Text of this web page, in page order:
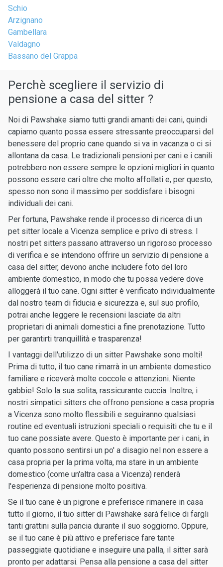
Schio
Arzignano
Gambellara
Valdagno
Bassano del Grappa
Perchè scegliere il servizio di
pensione a casa del sitter ?
Noi di Pawshake siamo tutti grandi amanti dei cani, quindi
capiamo quanto possa essere stressante preoccuparsi del
benessere del proprio cane quando si va in vacanza o ci si
allontana da casa. Le tradizionali pensioni per cani e i canili
potrebbero non essere sempre le opzioni migliori in quanto
possono essere cari oltre che molto affollati e, per questo,
spesso non sono il massimo per soddisfare i bisogni
individuali dei cani.
Per fortuna, Pawshake rende il processo di ricerca di un
pet sitter locale a Vicenza semplice e privo di stress. I
nostri pet sitters passano attraverso un rigoroso processo
di verifica e se intendono offrire un servizio di pensione a
casa del sitter, devono anche includere foto del loro
ambiente domestico, in modo che tu possa vedere dove
alloggerà il tuo cane. Ogni sitter è verificato individualmente
dal nostro team di fiducia e sicurezza e, sul suo profilo,
potrai anche leggere le recensioni lasciate da altri
proprietari di animali domestici a fine prenotazione. Tutto
per garantirti tranquillità e trasparenza!
I vantaggi dell'utilizzo di un sitter Pawshake sono molti!
Prima di tutto, il tuo cane rimarrà in un ambiente domestico
familiare e riceverà molte coccole e attenzioni. Niente
gabbie! Solo la sua solita, rassicurante cuccia. Inoltre, i
nostri simpatici sitters che offrono pensione a casa propria
a Vicenza sono molto flessibili e seguiranno qualsiasi
routine ed eventuali istruzioni speciali o requisiti che tu e il
tuo cane possiate avere. Questo è importante per i cani, in
quanto possono sentirsi un po' a disagio nel non essere a
casa propria per la prima volta, ma stare in un ambiente
domestico (come un'altra casa a Vicenza) renderà
l'esperienza di pensione molto positiva.
Se il tuo cane è un pigrone e preferisce rimanere in casa
tutto il giorno, il tuo sitter di Pawshake sarà felice di fargli
tanti grattini sulla pancia durante il suo soggiorno. Oppure,
se il tuo cane è più attivo e preferisce fare tante
passeggiate quotidiane e inseguire una palla, il sitter sarà
pronto per adattarsi. Pensa alla pensione a casa del sitter